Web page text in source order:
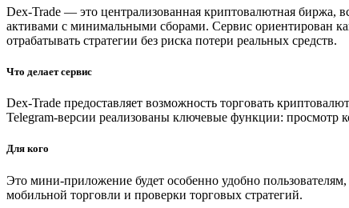
Dex-Trade — это централизованная криптовалютная биржа,
активами с минимальными сборами. Сервис ориентирован
отрабатывать стратегии без риска потери реальных средств.
Что делает сервис
Dex-Trade предоставляет возможность торговать
Telegram-версии реализованы ключевые функции: просмотр
Для кого
Это мини-приложение будет особенно удобно
мобильной торговли и проверки торговых стратегий.